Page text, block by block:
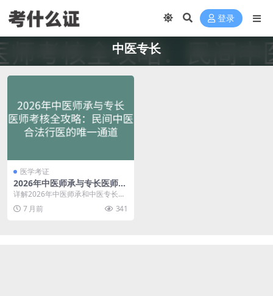
登录
中医专长
医学考证
2026年中医师承与专长医师考
核全攻略：民间中医合法行医
详解2026年中医师承和中医专长医
师资格考核的报考条件、考核流程
和备考方法，为没...
7 月前 341